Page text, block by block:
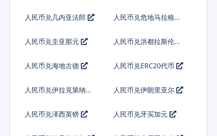
人民币兑几内亚法郎
人民币兑危地马拉格查
人民币兑圭亚那元
人民币兑洪都拉斯伦皮
人民币兑海地古德 人民币兑ERC20代币
人民币兑伊拉克第纳尔 人民币兑伊朗里亚尔
人民币兑泽西英镑 人民币兑牙买加元